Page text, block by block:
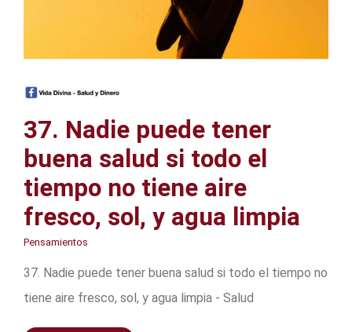
37. Nadie puede tener
buena salud si todo el
tiempo no tiene aire
fresco, sol, y agua limpia
Pensamientos
37. Nadie puede tener buena salud si todo el tiempo no
tiene aire fresco, sol, y agua limpia - Salud